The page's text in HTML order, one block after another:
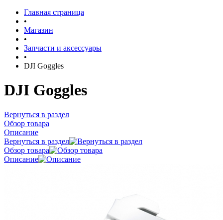
Главная страница
•
Магазин
•
Запчасти и аксессуары
•
DJI Goggles
DJI Goggles
Вернуться в раздел
Обзор товара
Описание
Вернуться в раздел
Обзор товара
Описание